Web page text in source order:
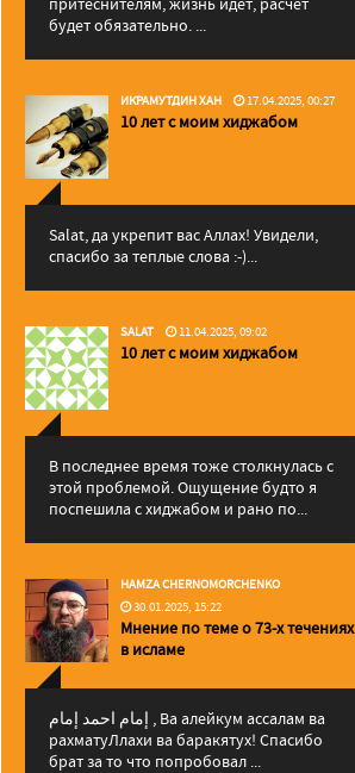
будет обязательно. ...
ИКРАМУТДИН ХАН 17.04.2025, 00:27
10 лет с моим хиджабом
Salat, да укрепит вас Аллаx! Увидели,
спасибо за теплые слова :-)...
SALAT 11.04.2025, 09:02
10 лет с моим хиджабом
В последнее время тоже столкнулась с
этой проблемой. Ощущение будто я
поспешила с хиджабом и рано по...
HAMZA CHERNOMORCHENKO
30.01.2025, 15:22
Мнение по теме о 73-х течениях
в исламе
إمام احمد إمام , Ва алейкум ассалам ва
рахматуЛлахи ва баракятух! Спасибо
брат за то что попробовал ...